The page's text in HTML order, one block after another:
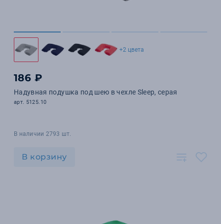
+2 цвета
186 ₽
Надувная подушка под шею в чехле Sleep, серая
арт. 5125.10
В наличии 2793 шт.
В корзину